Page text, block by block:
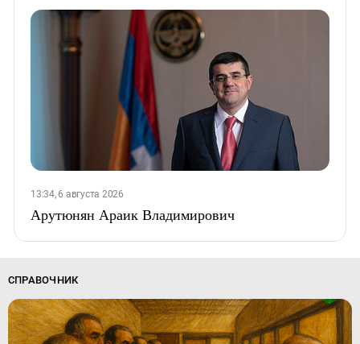
13:34, 6 августа 2026
Арутюнян Араик Владимирович
СПРАВОЧНИК